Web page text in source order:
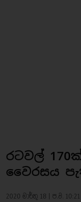
රටවල්
වෛරසය
2020 මාර්තු 18 | ප.ව. 10:21